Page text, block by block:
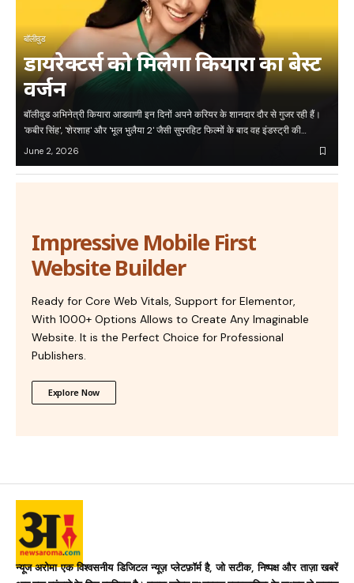
बॉलीवुड
डायरेक्टर्स को मिलेगा कियारा का बेस्ट
वर्जन
बॉलीवुड अभिनेत्री कियारा आडवाणी इन दिनों अपने करियर के शानदार दौर से गुजर रही हैं।
'कबीर सिंह', 'शेरशाह' और 'भूल भुलैया 2' जैसी सुपरहिट फिल्मों के बाद वह इंडस्ट्री की…
June 2, 2026
Impressive Mobile First
Website Builder
Ready for Core Web Vitals, Support for Elementor,
With 1000+ Options Allows to Create Any Imaginable
Website. It is the Perfect Choice for Professional
Publishers.
Explore Now
न्यूज अरोमा एक विश्वसनीय डिजिटल न्यूज़ प्लेटफ़ॉर्म है, जो सटीक, निष्पक्ष और ताज़ा खबरें